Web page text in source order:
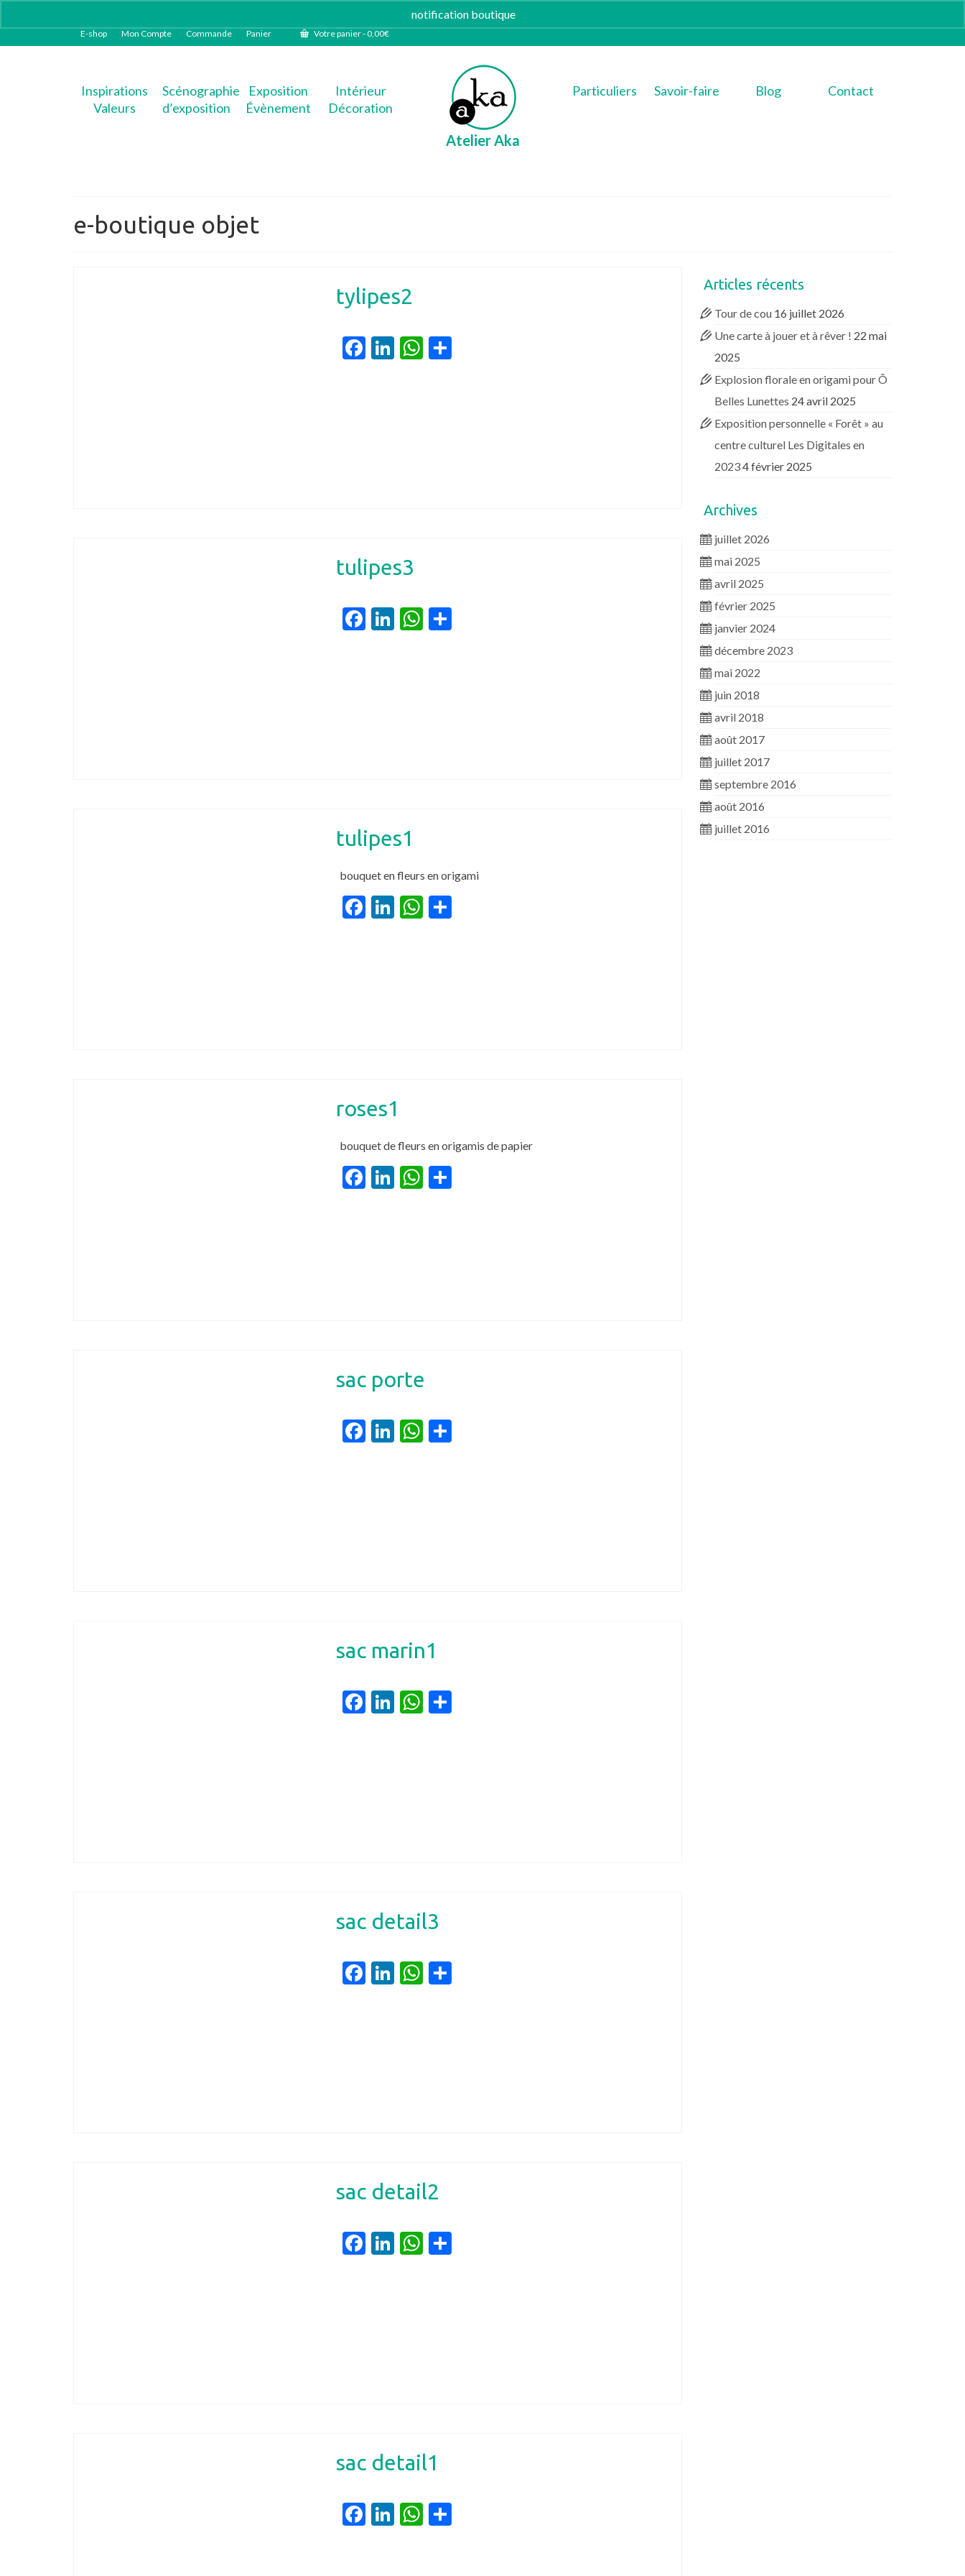
notification boutique
E-shop Mon Compte Commande Panier Votre panier-0,00€
Inspirations
Valeurs
Scénographie
d’exposition
Exposition
Évènement
Intérieur
Décoration
Atelier Aka
Particuliers Savoir-faire Blog Contact
e-boutique objet
tylipes2
Facebook
LinkedIn
WhatsApp
Partager
tulipes3
Facebook
LinkedIn
WhatsApp
Partager
tulipes1
bouquet en fleurs en origami
Facebook
LinkedIn
WhatsApp
Partager
roses1
bouquet de fleurs en origamis de papier
Facebook
LinkedIn
WhatsApp
Partager
sac porte
Facebook
LinkedIn
WhatsApp
Partager
sac marin1
Facebook
LinkedIn
WhatsApp
Partager
sac detail3
Facebook
LinkedIn
WhatsApp
Partager
sac detail2
Facebook
LinkedIn
WhatsApp
Partager
sac detail1
Facebook
LinkedIn
WhatsApp
Partager
Articles récents
Tour de cou 16 juillet 2026
Une carte à jouer et à rêver ! 22 mai
2025
Explosion florale en origami pour Ô
Belles Lunettes 24 avril 2025
Exposition personnelle « Forêt » au
centre culturel Les Digitales en
20234 février 2025
Archives
juillet 2026
mai 2025
avril 2025
février 2025
janvier 2024
décembre 2023
mai 2022
juin 2018
avril 2018
août 2017
juillet 2017
septembre 2016
août 2016
juillet 2016